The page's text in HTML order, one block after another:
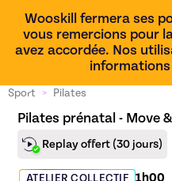
Wooskill fermera ses
vous remercions pour
avez accordée. Nos
Sport > Pilates
Pilates prénatal - Move
Replay offert (30 jours)
1h00